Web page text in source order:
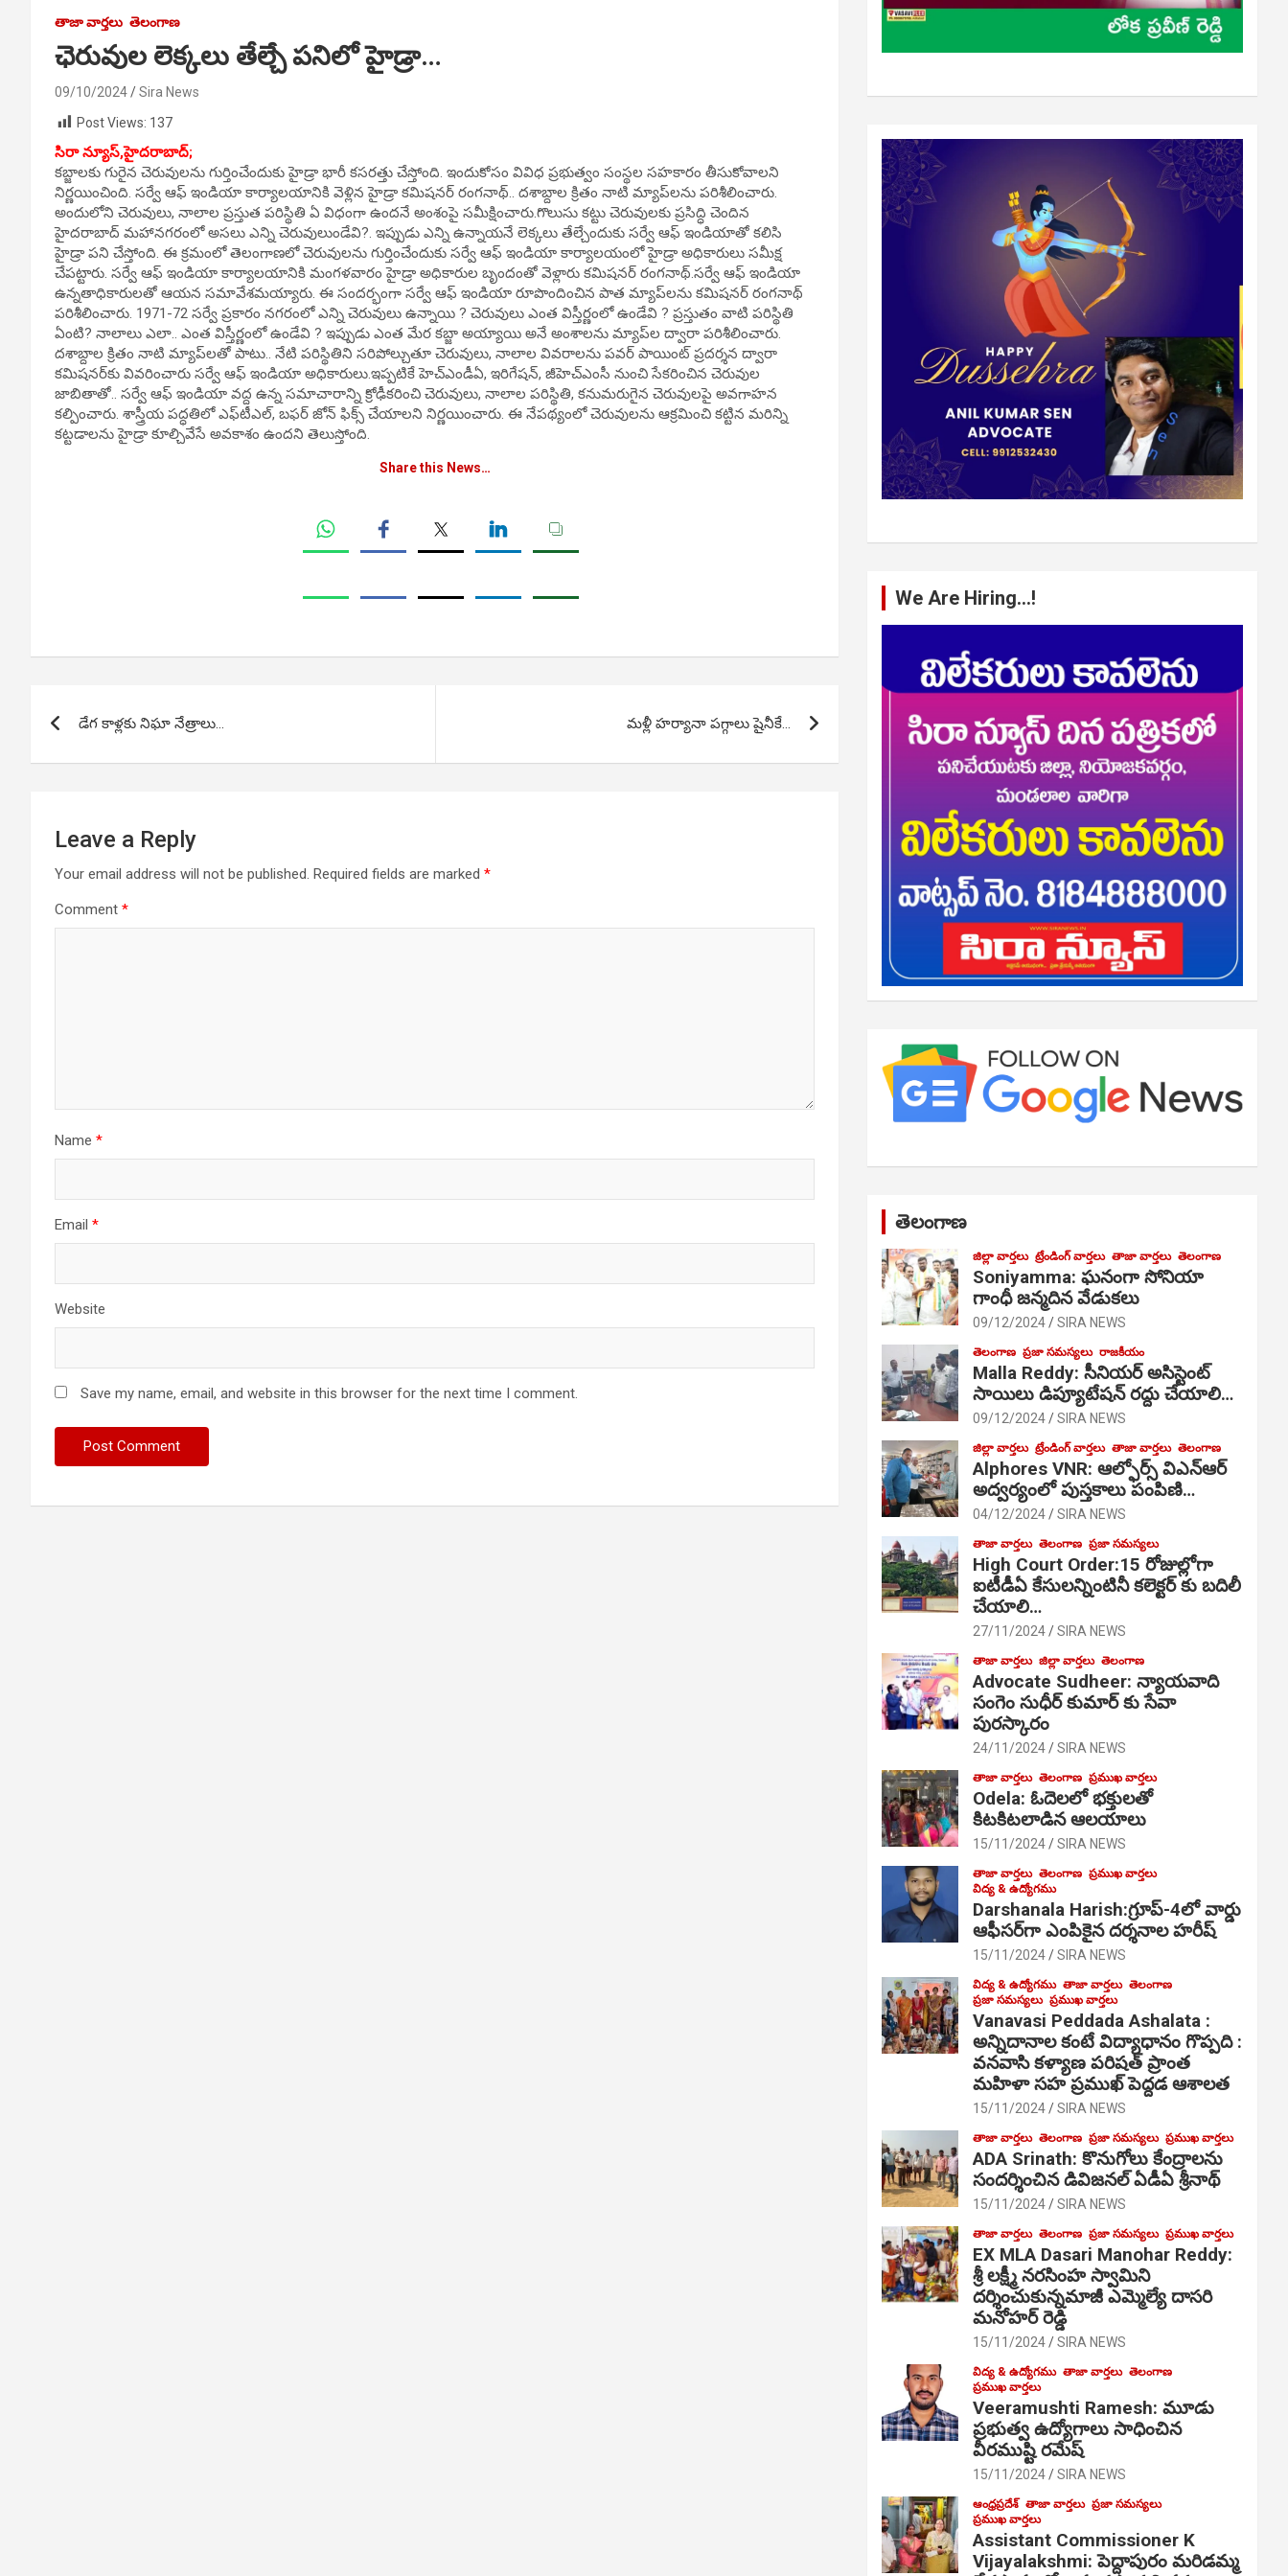
తాజా వార్తలు తెలంగాణ
ఛెరువుల లెక్కలు తేల్చే పనిలో హైడ్రా…
09/10/2024
Sira News
Post Views: 137
సిరా న్యూస్,హైదరాబాద్;
కబ్జాలకు గురైన చెరువులను గుర్తించేందుకు హైడ్రా భారీ కసరత్తు చేస్తోంది. ఇందుకోసం వివిధ ప్రభుత్వం సంస్థల సహకారం తీసుకోవాలని
నిర్ణయించింది. స‌ర్వే ఆఫ్ ఇండియా కార్యాలయానికి వెళ్లిన హైడ్రా కమిషనర్‌ రంగనాథ్.. ద‌శాబ్దాల క్రితం నాటి మ్యాప్‌ల‌ను పరిశీలించారు.
అందులోని చెరువులు, నాలాల ప్రస్తుత పరిస్థితి ఏ విధంగా ఉందనే అంశంపై సమీక్షించారు.గొలుసు క‌ట్టు చెరువుల‌కు ప్రసిద్ధి చెందిన
హైదరాబాద్ మహాన‌గ‌రంలో అసలు ఎన్ని చెరువులుండేవి?. ఇప్పుడు ఎన్ని ఉన్నాయనే లెక్కలు తేల్చేందుకు స‌ర్వే ఆఫ్ ఇండియాతో క‌లిసి
హైడ్రా ప‌ని చేస్తోంది. ఈ క్రమంలో తెలంగాణలో చెరువులను గుర్తించేందుకు సర్వే ఆఫ్‌ ఇండియా కార్యాలయంలో హైడ్రా అధికారులు సమీక్ష
చేపట్టారు. స‌ర్వే ఆఫ్ ఇండియా కార్యాల‌యానికి మంగ‌ళ‌వారం హైడ్రా అధికారుల బృందంతో వెళ్లారు క‌మిష‌న‌ర్ రంగ‌నాథ్‌.స‌ర్వే ఆఫ్ ఇండియా
ఉన్నతాధికారులతో ఆయన స‌మావేశమయ్యారు. ఈ సందర్భంగా స‌ర్వే ఆఫ్ ఇండియా రూపొందించిన పాత మ్యాప్‌లను కమిషనర్‌ రంగనాథ్‌
పరిశీలించారు. 1971-72 స‌ర్వే ప్రకారం న‌గ‌రంలో ఎన్ని చెరువులు ఉన్నాయి ? చెరువులు ఎంత విస్తీర్ణంలో ఉండేవి ? ప్రస్తుతం వాటి పరిస్థితి
ఏంటి? నాలాలు ఎలా.. ఎంత విస్తీర్ణంలో ఉండేవి ? ఇప్పుడు ఎంత మేర క‌బ్జా అయ్యాయి అనే అంశాలను మ్యాప్‌ల ద్వారా పరిశీలించారు.
ద‌శాబ్దాల క్రితం నాటి మ్యాప్‌ల‌తో పాటు.. నేటి ప‌రిస్థితిని స‌రిపోల్చుతూ చెరువులు, నాలాల వివ‌రాల‌ను ప‌వ‌ర్ పాయింట్ ప్రదర్శన ద్వారా
కమిషనర్‌కు వివ‌రించారు స‌ర్వే ఆఫ్ ఇండియా అధికారులు.ఇప్పటికే హెచ్ఎండీఏ, ఇరిగేష‌న్‌, జీహెచ్ఎంసీ నుంచి సేక‌రించిన చెరువుల
జాబితాతో.. స‌ర్వే ఆఫ్ ఇండియా వ‌ద్ద ఉన్న స‌మాచారాన్ని క్రోఢీక‌రించి చెరువులు, నాలాల ప‌రిస్థితి, క‌నుమ‌రుగైన చెరువులపై అవ‌గాహ‌న‌
కల్పించారు. శాస్త్రీయ పద్ధతిలో ఎఫ్‌టీఎల్‌, బఫర్ జోన్ ఫిక్స్ చేయాలని నిర్ణయించారు. ఈ నేపథ్యంలో చెరువులను ఆక్రమించి కట్టిన మరిన్ని
కట్టడాలను హైడ్రా కూల్చివేసే అవకాశం ఉందని తెలుస్తోంది.
Share this News…
navigation
డేగ కాళ్లకు నిఘా నేత్రాలు… మళ్లీ హర్యానా పగ్గాలు షైనీకే…
Leave a Reply
Your email address will not be published. Required fields are marked *
Comment *
Name *
Email *
Website
Save my name, email, and website in this browser for the next time I comment.
We Are Hiring…!
తెలంగాణ
జిల్లా వార్తలు ట్రేండింగ్ వార్తలు తాజా వార్తలు తెలంగాణ
Soniyamma: ఘ‌నంగా సోనియా
గాంధీ జ‌న్మ‌దిన వేడుక‌లు
09/12/2024 SIRA NEWS
తెలంగాణ ప్రజా సమస్యలు రాజకీయం
Malla Reddy: సీనియర్ అసిస్టెంట్
సాయిలు డిప్యూటేషన్ రద్దు చేయాలి…
09/12/2024 SIRA NEWS
జిల్లా వార్తలు ట్రేండింగ్ వార్తలు తాజా వార్తలు తెలంగాణ
Alphores VNR: ఆల్ఫోర్స్ విఎన్ఆర్
అద్వర్యంలో పుస్తకాలు పంపిణి…
04/12/2024 SIRA NEWS
తాజా వార్తలు తెలంగాణ ప్రజా సమస్యలు
High Court Order:15 రోజుల్లోగా
ఐటీడీఏ కేసులన్నింటినీ కలెక్టర్ కు బదిలీ
చేయాలి…
27/11/2024 SIRA NEWS
తాజా వార్తలు జిల్లా వార్తలు తెలంగాణ
Advocate Sudheer: న్యాయవాది
సంగెం సుధీర్ కుమార్ కు సేవా
పురస్కారం
24/11/2024 SIRA NEWS
తాజా వార్తలు తెలంగాణ ప్రముఖ వార్తలు
Odela: ఓదెల‌లో భక్తులతో
కిటకిటలాడిన ఆల‌యాలు
15/11/2024 SIRA NEWS
తాజా వార్తలు తెలంగాణ ప్రముఖ వార్తలు
విద్య & ఉద్యోగము
Darshanala Harish:గ్రూప్-4లో వార్డు
ఆఫీసర్‌గా ఎంపికైన దర్శనాల హరీష్
15/11/2024 SIRA NEWS
విద్య & ఉద్యోగము తాజా వార్తలు తెలంగాణ
ప్రజా సమస్యలు ప్రముఖ వార్తలు
Vanavasi Peddada Ashalata :
అన్నిదానాల కంటే విద్యాధానం గొప్పది :
వనవాసి కళ్యాణ పరిషత్ ప్రాంత
మహిళా సహ ప్రముఖ్ పెద్దడ ఆశాలత
15/11/2024 SIRA NEWS
తాజా వార్తలు తెలంగాణ ప్రజా సమస్యలు ప్రముఖ వార్తలు
ADA Srinath: కొనుగోలు కేంద్రాల‌ను
సంద‌ర్శించిన డివిజనల్ ఏడీఏ శ్రీనాథ్
15/11/2024 SIRA NEWS
తాజా వార్తలు తెలంగాణ ప్రజా సమస్యలు ప్రముఖ వార్తలు
EX MLA Dasari Manohar Reddy:
శ్రీ లక్ష్మీ నరసింహ స్వామిని
దర్శించుకున్నమాజీ ఎమ్మెల్యే దాసరి
మనోహర్ రెడ్డి
15/11/2024 SIRA NEWS
విద్య & ఉద్యోగము తాజా వార్తలు తెలంగాణ
ప్రముఖ వార్తలు
Veeramushti Ramesh: మూడు
ప్రభుత్వ ఉద్యోగాలు సాధించిన
వీరముష్టి రమేష్
15/11/2024 SIRA NEWS
ఆంధ్రప్రదేశ్ తాజా వార్తలు ప్రజా సమస్యలు
ప్రముఖ వార్తలు
Assistant Commissioner K
Vijayalakshmi: పెద్దాపురం మరిడమ్మ